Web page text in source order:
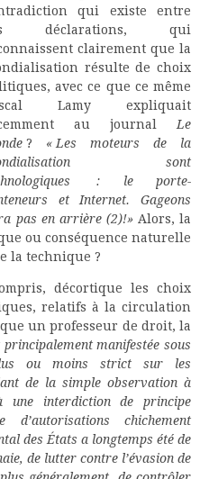
qui existe entre
déclarations, qui
clairement que la
résulte de choix
avec ce que ce même
Lamy expliquait
au journal Le
? « Les moteurs de la
sont
: le porte-
et Internet. Gageons
pas en arrière (2)!»Alors, la
ou conséquence naturelle
la technique ?
décortique les choix
relatifs à la circulation
un professeur de droit, la
principalement manifestée sous
ou moins strict sur les
de la simple observation à
une interdiction de principe
chichement
des États a longtemps été de
de lutter contre l’évasion de